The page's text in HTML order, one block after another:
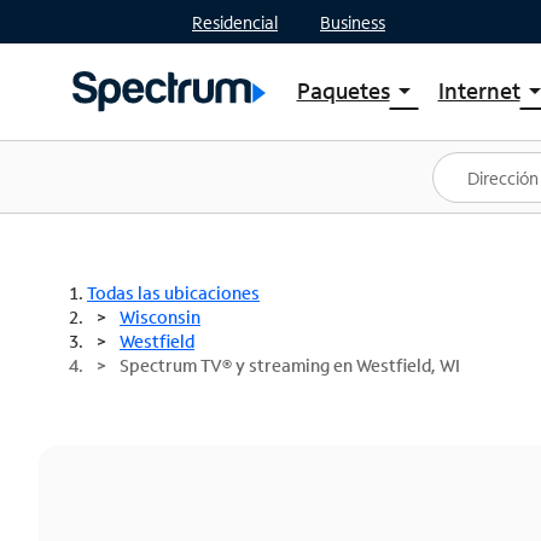
Residencial Business
Paquetesarrow_drop_down
Ver paquetes
Spectrum One
Mejores ofertas
Internetarrow_drop_down
Planes
Todas las ubicaciones
Wisconsin
Westfield
Spectrum TV® y streaming en Westfield, WI